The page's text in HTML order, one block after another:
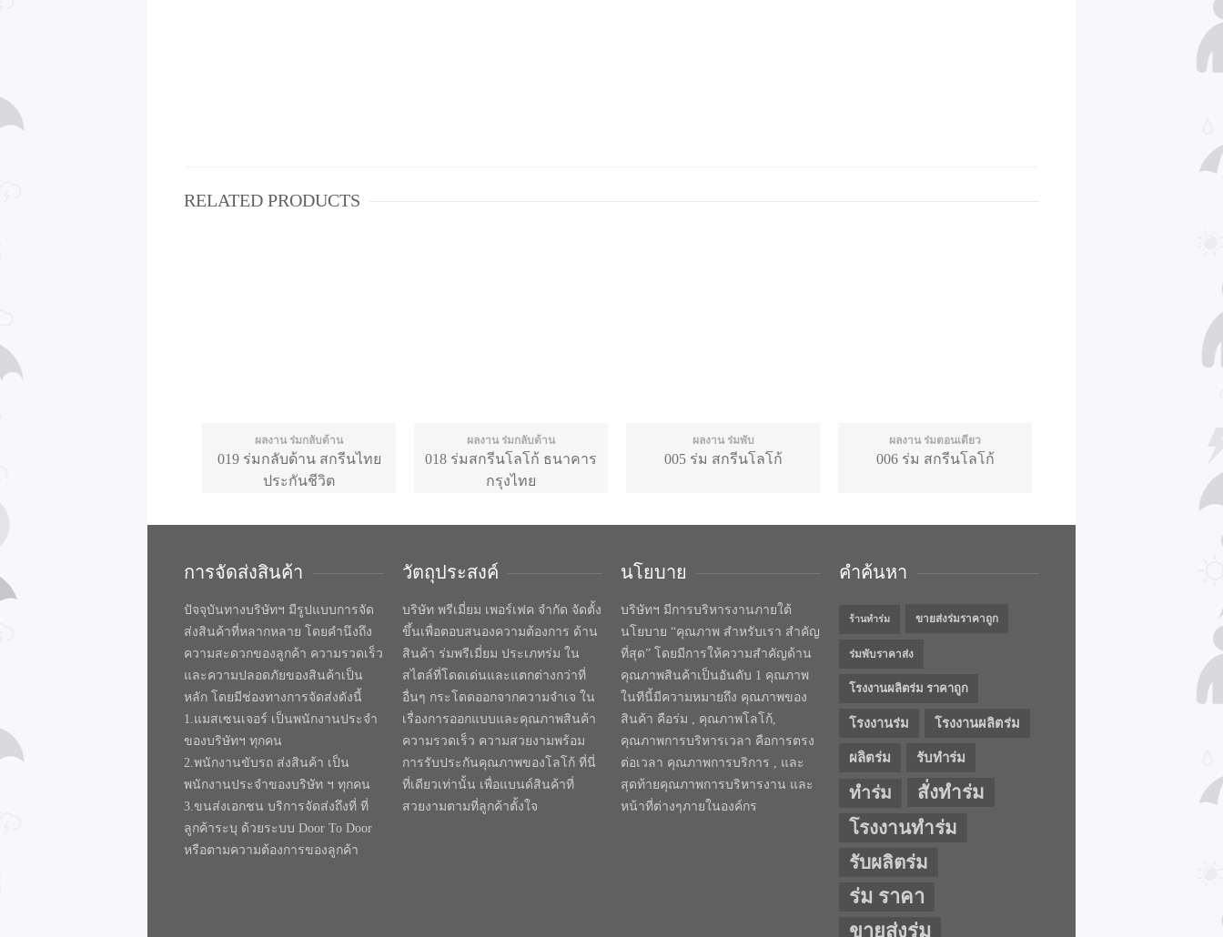
RELATED PRODUCTS
ผลงาน ร่มกลับด้าน
019 ร่มกลับด้าน สกรีนไทย
ประกันชีวิต
ผลงาน ร่มกลับด้าน
018 ร่มสกรีนโลโก้ ธนาคาร
กรุงไทย
ผลงาน ร่มพับ
005 ร่ม สกรีนโลโก้
ผลงาน ร่มตอนเดียว
006 ร่ม สกรีนโลโก้
การจัดส่งสินค้า
ปัจจุบันทางบริษัทฯ มีรูปแบบการจัด
ส่งสินค้าที่หลากหลาย โดยคำนึงถึง
ความสะดวกของลูกค้า ความรวดเร็ว
และความปลอดภัยของสินค้าเป็น
หลัก โดยมีช่องทางการจัดส่งดังนี้
1.แมสเซนเจอร์ เป็นพนักงานประจำ
ของบริษัทฯ ทุกคน
2.พนักงานขับรถ ส่งสินค้า เป็น
พนักงานประจำของบริษัท ฯ ทุกคน
3.ขนส่งเอกชน บริการจัดส่งถึงที่ ที่
ลูกค้าระบุ ด้วยระบบ Door To Door
หรือตามความต้องการของลูกค้า
วัตถุประสงค์
บริษัท พรีเมี่ยม เพอร์เฟค จำกัด จัดตั้ง
ขึ้นเพื่อตอบสนองความต้องการ ด้าน
สินค้า ร่มพรีเมี่ยม ประเภทร่ม ใน
สไตล์ที่โดดเด่นและแตกต่างกว่าที่
อื่นๆ กระโดดออกจากความจำเจ ใน
เรื่องการออกแบบและคุณภาพสินค้า
ความรวดเร็ว ความสวยงามพร้อม
การรับประกันคุณภาพของโลโก้ ที่นี่
ที่เดียวเท่านั้น เพื่อแบนด์สินค้าที่
สวยงามตามที่ลูกค้าตั้งใจ
นโยบาย
บริษัทฯ มีการบริหารงานภายใต้
นโยบาย “คุณภาพ สำหรับเรา สำคัญ
ที่สุด” โดยมีการให้ความสำคัญด้าน
คุณภาพสินค้าเป็นอันดับ 1 คุณภาพ
ในทีนี้มีความหมายถึง คุณภาพของ
สินค้า คือร่ม , คุณภาพโลโก้,
คุณภาพการบริหารเวลา คือการตรง
ต่อเวลา คุณภาพการบริการ , และ
สุดท้ายคุณภาพการบริหารงาน และ
หน้าที่ต่างๆภายในองค์กร
คำค้นหา
ร้านทำร่ม ขายส่งร่มราคาถูก
ร่มพับราคาส่ง
โรงงานผลิตร่ม ราคาถูก
โรงงานร่ม โรงงานผลิตร่ม
ผลิตร่ม รับทำร่ม
ทำร่ม
สั่งทำร่ม
โรงงานทำร่ม
รับผลิตร่ม
ร่ม ราคา
ขายส่งร่ม